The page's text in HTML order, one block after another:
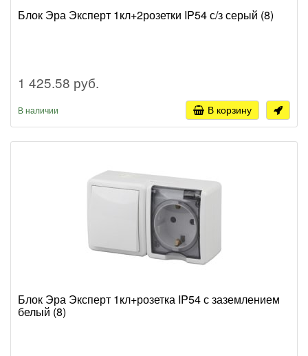
Блок Эра Эксперт 1кл+2розетки IP54 с/з серый (8)
1 425.58 руб.
В наличии В корзину
Блок Эра Эксперт 1кл+розетка IP54 с заземлением
белый (8)